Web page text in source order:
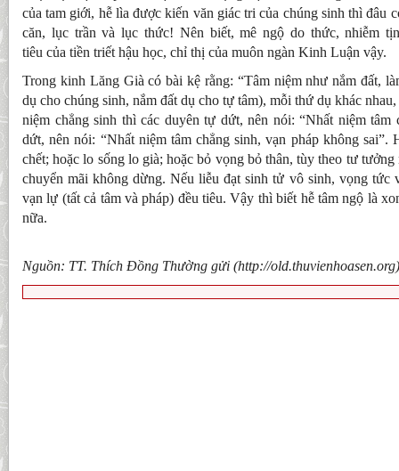
của tam giới, hễ lìa được kiến văn giác tri của chúng sinh thì đâu
căn, lục trần và lục thức! Nên biết, mê ngộ do thức, nhiễm
tiêu của tiền triết hậu học, chỉ thị của muôn ngàn Kinh Luận vậy.
Trong kinh Lăng Già có bài kệ rằng: “Tâm niệm như nắm đất,
dụ cho chúng sinh, nắm đất dụ cho tự tâm), mỗi thứ dụ khác
niệm chẳng sinh thì các duyên tự dứt, nên nói: “Nhất niệm tâm
dứt, nên nói: “Nhất niệm tâm chẳng sinh, vạn pháp không sai”.
chết; hoặc lo sống lo già; hoặc bỏ vọng bỏ thân, tùy theo tư tưởng
chuyển mãi không dừng. Nếu liễu đạt sinh tử vô sinh, vọng tức
vạn lự (tất cả tâm và pháp) đều tiêu. Vậy thì biết hễ tâm ngộ là
nữa.
Nguồn: TT. Thích Đồng Thường gửi (http://old.thuvienhoasen.org)